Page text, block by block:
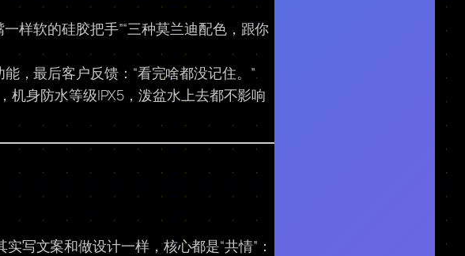
样软的硅胶把手”“三种莫兰迪配色，跟你
，最后客户反馈：“看完啥都没记住。”
机身防水等级IPX5，泼盆水上去都不影响
写文案和做设计一样，核心都是“共情”：